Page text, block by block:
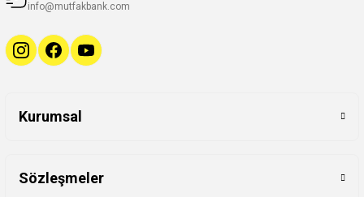
info@mutfakbank.com
Kurumsal
Sözleşmeler